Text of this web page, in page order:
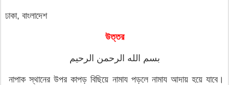
ঢাকা, বাংলাদেশ
উত্তর
بسم الله الرحمن الرحيم
নাপাক স্থানের উপর কাপড় বিছিয়ে নামায পড়লে নামায আদায় হয়ে যাবে।